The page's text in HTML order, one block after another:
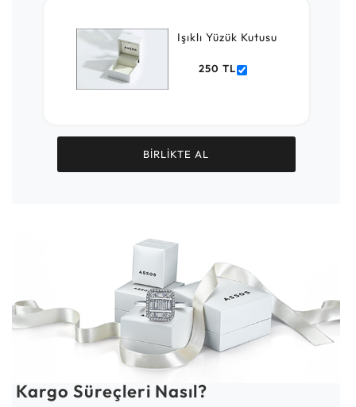
Işıklı Yüzük Kutusu
250 TL
BİRLİKTE AL
Kargo Süreçleri Nasıl?